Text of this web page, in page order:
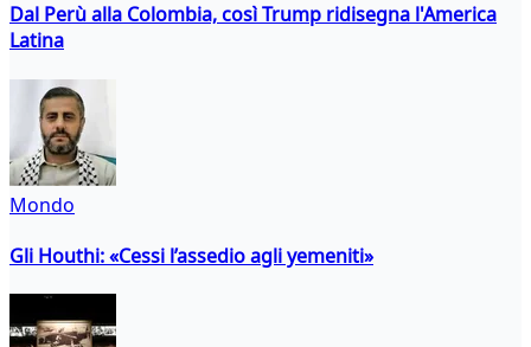
Dal Perù alla Colombia, così Trump ridisegna l'America
Latina
Mondo
Gli Houthi: «Cessi l’assedio agli yemeniti»